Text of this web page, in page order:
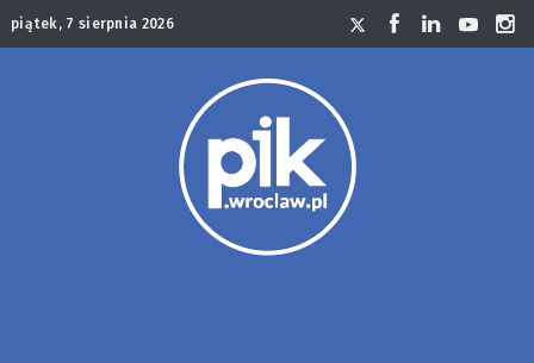
piątek, 7 sierpnia 2026